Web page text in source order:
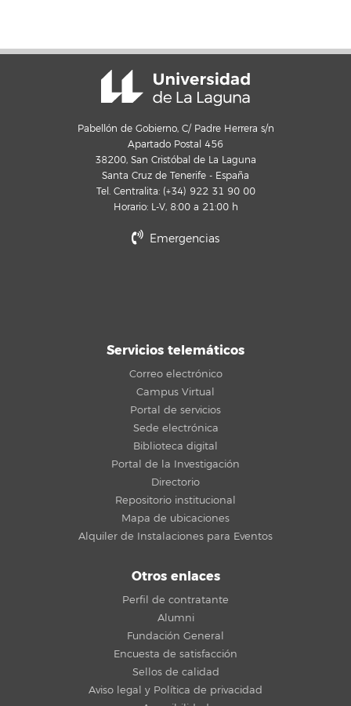
Pabellón de Gobierno, C/ Padre Herrera s/n
Apartado Postal 456
38200, San Cristóbal de La Laguna
Santa Cruz de Tenerife - España
Tel. Centralita: (+34) 922 31 90 00
Horario: L-V, 8:00 a 21:00 h
Emergencias
Servicios telemáticos
Correo electrónico
Campus Virtual
Portal de servicios
Sede electrónica
Biblioteca digital
Portal de la Investigación
Directorio
Repositorio institucional
Mapa de ubicaciones
Alquiler de Instalaciones para Eventos
Otros enlaces
Perfil de contratante
Alumni
Fundación General
Encuesta de satisfacción
Sellos de calidad
Aviso legal y Política de privacidad